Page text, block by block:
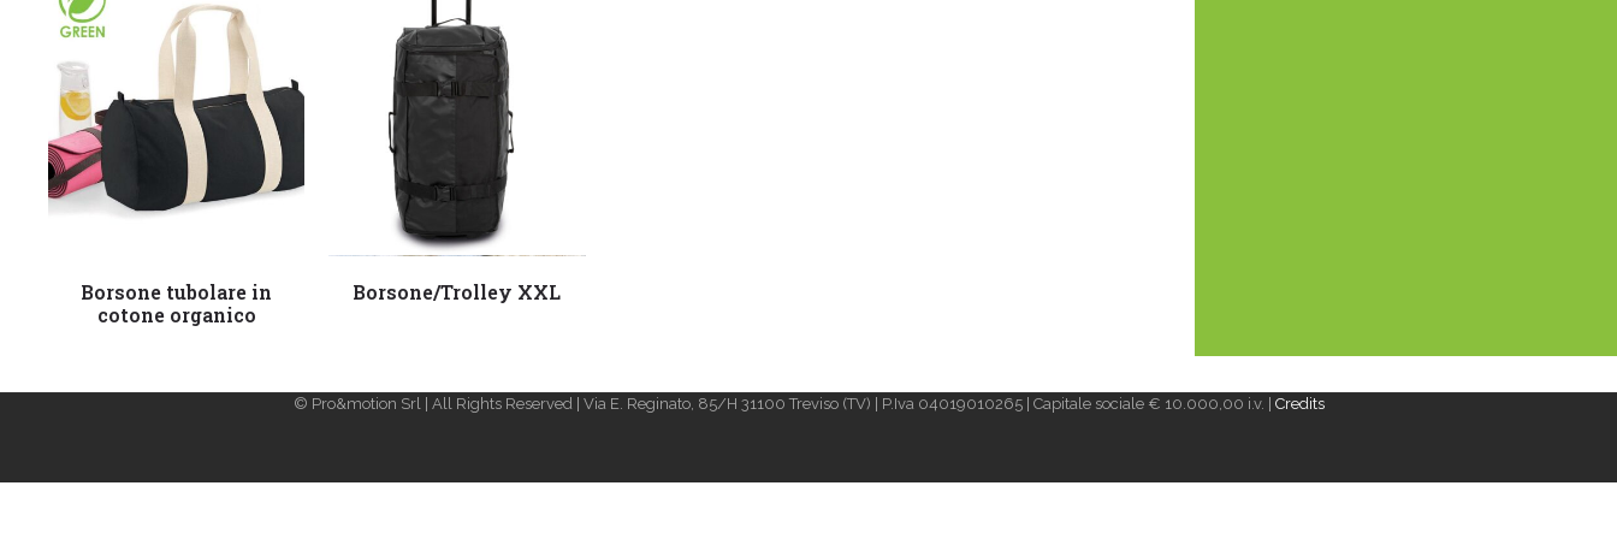
Leggi tutto
Borsone tubolare in
cotone organico
Leggi tutto
Borsone/Trolley XXL
© Pro&motion Srl | All Rights Reserved | Via E. Reginato, 85/H 31100 Treviso (TV) | P.Iva 04019010265 | Capitale sociale € 10.000,00 i.v. | Credits